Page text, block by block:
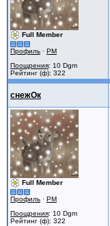
Full Member
Профиль · PM
Поощрения: 10 Dgm
Рейтинг (ф): 322
снежОк
Full Member
Профиль · PM
Поощрения: 10 Dgm
Рейтинг (ф): 322